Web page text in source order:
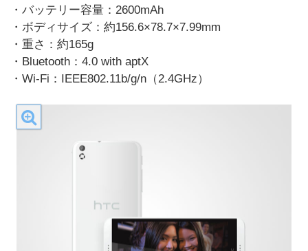
・バッテリー容量：2600mAh
・ボディサイズ：約156.6×78.7×7.99mm
・重さ：約165g
・Bluetooth：4.0 with aptX
・Wi-Fi：IEEE802.11b/g/n（2.4GHz）